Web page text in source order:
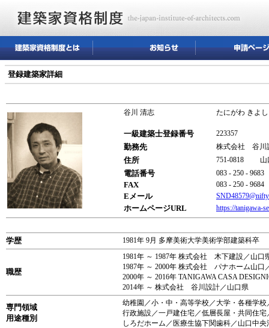
登録建築家詳細
谷川 清志 たにがわ きよし
一級建築士登録番号 223357
勤務先 株式会社 谷川
住所 751-0818 山
電話番号 083 - 250 - 9683
FAX 083 - 250 - 9684
Eメール
ホームページURL https://tanigawa-
学歴 1981年 9月 多摩美術大学美術学部建築科卒
職歴
1981年 ～ 1987年 株式会社 木下建設／山口
1987年 ～ 2000年 株式会社 パナホーム山口
2000年 ～ 2016年 TANIGAWA CASA
2014年 ～ 株式会社 谷川設計／山口県
専門領域
用途種別
幼稚園／小・中・高等学校／大学・各種学
行政施設／一戸建住宅／低層長屋・共同住
しろだホーム／医療生協下関歯科／山口中